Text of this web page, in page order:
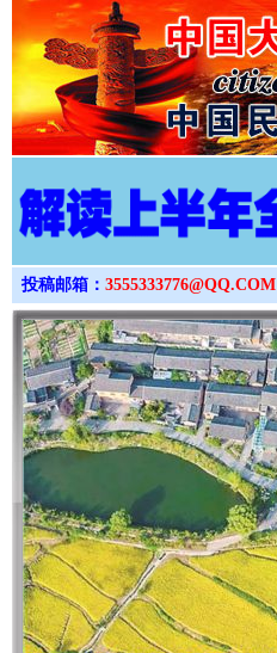
投稿邮箱： 3555333776@QQ.COM